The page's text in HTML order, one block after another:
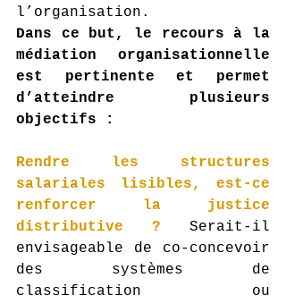
l’organisation.
Dans ce but, le recours à la
médiation organisationnelle
est pertinente et permet
d’atteindre plusieurs
objectifs :
Rendre les structures
salariales lisibles, est-ce
renforcer la justice
distributive ? Serait-il
envisageable de co-concevoir
des systèmes de
classification ou